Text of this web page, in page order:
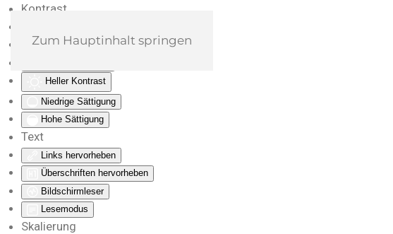
Kontrast
Monochrom
Heller Kontrast
Niedrige Sättigung
Hohe Sättigung
Text
Links hervorheben
Überschriften hervorheben
Bildschirmleser
Lesemodus
Skalierung
Zum Hauptinhalt springen